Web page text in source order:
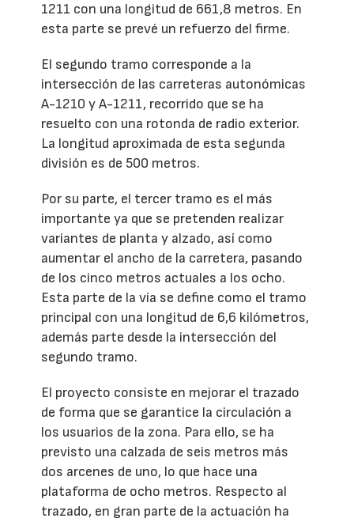
1211 con una longitud de 661,8 metros. En
esta parte se prevé un refuerzo del firme.
El segundo tramo corresponde a la
intersección de las carreteras autonómicas
A-1210 y A-1211, recorrido que se ha
resuelto con una rotonda de radio exterior.
La longitud aproximada de esta segunda
división es de 500 metros.
Por su parte, el tercer tramo es el más
importante ya que se pretenden realizar
variantes de planta y alzado, así como
aumentar el ancho de la carretera, pasando
de los cinco metros actuales a los ocho.
Esta parte de la vía se define como el tramo
principal con una longitud de 6,6 kilómetros,
además parte desde la intersección del
segundo tramo.
El proyecto consiste en mejorar el trazado
de forma que se garantice la circulación a
los usuarios de la zona. Para ello, se ha
previsto una calzada de seis metros más
dos arcenes de uno, lo que hace una
plataforma de ocho metros. Respecto al
trazado, en gran parte de la actuación ha